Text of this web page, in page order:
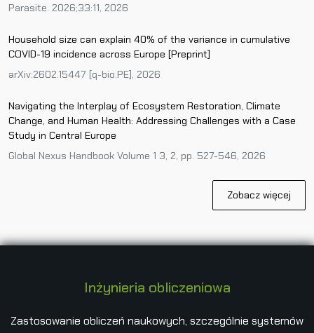
Parasite. 2026;33:11, 2026
Household size can explain 40% of the variance in cumulative
COVID-19 incidence across Europe [Preprint]
arXiv:2602.15447 [q-bio.PE], 2026
Navigating the Interplay of Ecosystem Restoration, Climate
Change, and Human Health: Addressing Challenges with a Case
Study in Central Europe
Global Nexus Handbook Volume 1 3, 2, pp. 527-546, 2026
Zobacz więcej
Inżynieria obliczeniowa
Zastosowanie obliczeń naukowych, szczególnie systemów